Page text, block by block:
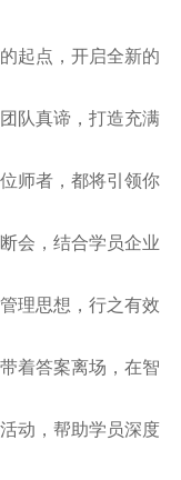
起点，开启全新的
队真谛，打造充满
师者，都将引领你
会，结合学员企业
理思想，行之有效
着答案离场，在智
动，帮助学员深度